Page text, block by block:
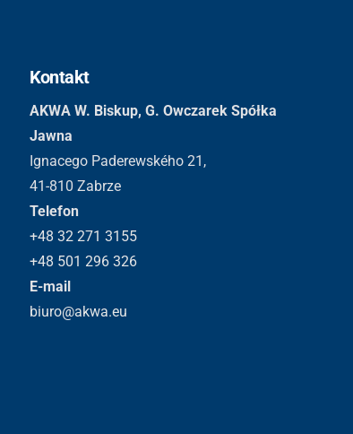
Kontakt
AKWA W. Biskup, G. Owczarek Spółka
Jawna
Ignacego Paderewského 21,
41-810 Zabrze
Telefon
+48 32 271 3155
+48 501 296 326
E-mail
biuro@akwa.eu